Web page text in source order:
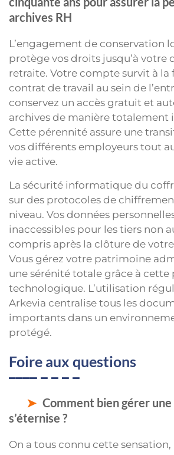
archives RH
L’engagement de conservation
protège vos droits jusqu’à votre
retraite. Votre compte survit à la
contrat de travail au sein de
conservez un accès gratuit et
archives de manière totalement
Cette pérennité assure une
vos différents employeurs tout
vie active.
La sécurité informatique du
sur des protocoles de
niveau. Vos données
inaccessibles pour les tiers non
compris après la clôture de
Vous gérez votre patrimoine
une sérénité totale grâce à
technologique. L’utilisation
Arkevia centralise tous les
importants dans un
protégé.
Foire aux questions
Comment bien gérer
s’éternise ?
On a tous connu cette sensation,